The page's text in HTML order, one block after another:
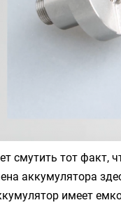
смутить тот факт,
аккумулятора
имеет